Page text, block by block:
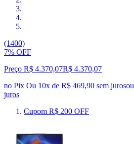
(1400)
7% OFF
Preço R$ 4.370,07R$ 4.370,07
no Pix Ou 10x de R$ 469,90 sem jurosou
juros
Cupom R$ 200 OFF